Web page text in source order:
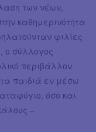
των νέων,
καθημερινότητα
φιλίες
ο σύλλογος
περιβάλλον
παιδιά εν μέσω
όσο και
–